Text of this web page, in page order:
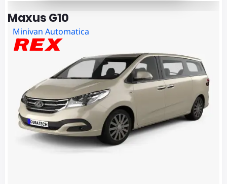
Maxus G10
Minivan Automatica